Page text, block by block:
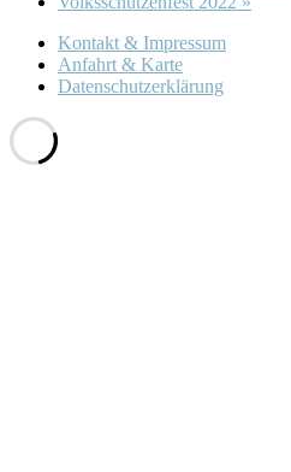
Kontakt & Impressum
Anfahrt & Karte
Datenschutzerklärung